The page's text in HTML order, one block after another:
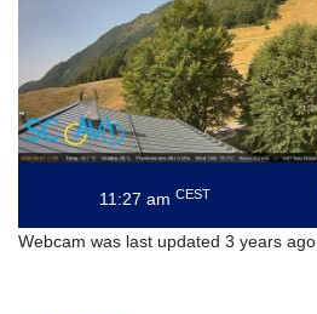
11:27 am CEST
Webcam was last updated 3 years ago